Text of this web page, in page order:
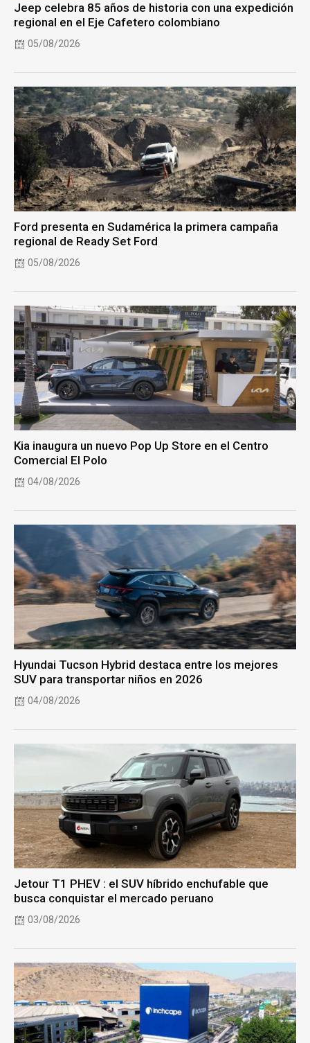
Jeep celebra 85 años de historia con una expedición
regional en el Eje Cafetero colombiano
05/08/2026
Ford presenta en Sudamérica la primera campaña
regional de Ready Set Ford
05/08/2026
Kia inaugura un nuevo Pop Up Store en el Centro
Comercial El Polo
04/08/2026
Hyundai Tucson Hybrid destaca entre los mejores
SUV para transportar niños en 2026
04/08/2026
Jetour T1 PHEV : el SUV híbrido enchufable que
busca conquistar el mercado peruano
03/08/2026